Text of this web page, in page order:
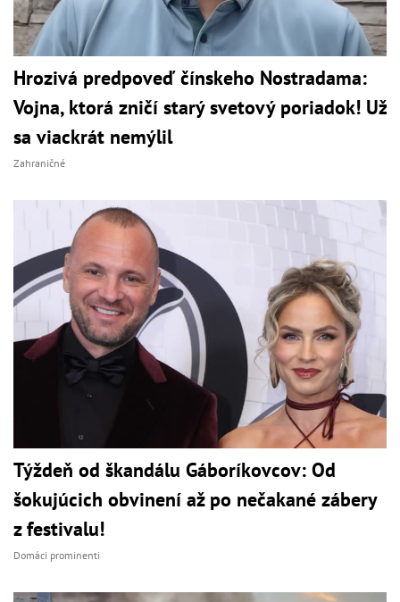
Hrozivá predpoveď čínskeho Nostradama:
Vojna, ktorá zničí starý svetový poriadok! Už
sa viackrát nemýlil
Zahraničné
Týždeň od škandálu Gáboríkovcov: Od
šokujúcich obvinení až po nečakané zábery
z festivalu!
Domáci prominenti